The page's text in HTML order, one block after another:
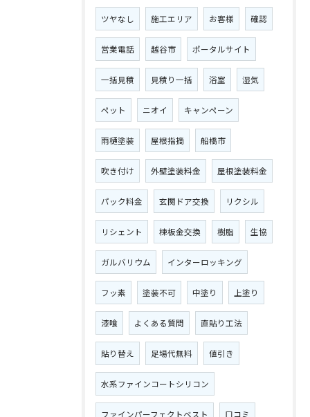
ツヤなし 施工エリア お客様 確認
営業電話 越谷市 ポータルサイト
一括見積 見積り一括 浴室 湿気
ペット ニオイ キャンペーン
雨樋塗装 屋根指摘 船橋市
吹き付け 外壁塗装料金 屋根塗装料金
パック料金 玄関ドア交換 リクシル
リシェント 棟板金交換 樹脂 生協
ガルバリウム インターロッキング
フッ素 塗装不可 中塗り 上塗り
漆喰 よくある質問 直貼り工法
貼り替え 足場代無料 値引き
水系ファインコートシリコン
ファインパーフェクトベスト 口コミ